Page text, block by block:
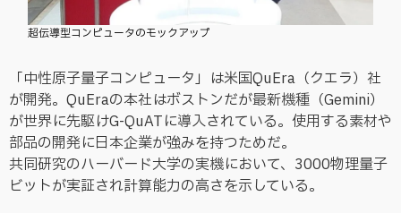
超伝導型コンピュータのモックアップ
「中性原子量子コンピュータ」は米国QuEra（クエラ）社
が開発。QuEraの本社はボストンだが最新機種（Gemini）
が世界に先駆けG-QuATに導入されている。使用する素材や
部品の開発に日本企業が強みを持つためだ。
共同研究のハーバード大学の実機において、3000物理量子
ビットが実証され計算能力の高さを示している。